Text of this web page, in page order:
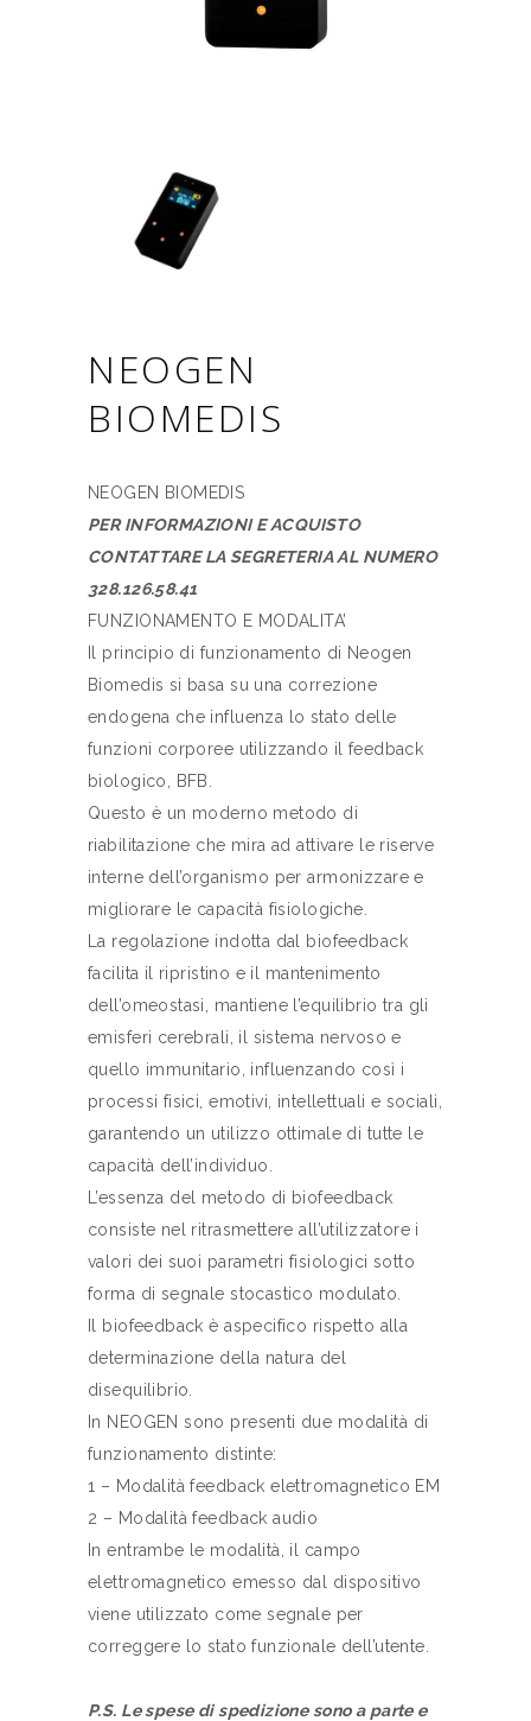
NEOGEN
BIOMEDIS
NEOGEN BIOMEDIS
PER INFORMAZIONI E ACQUISTO
CONTATTARE LA SEGRETERIA AL NUMERO
328.126.58.41
FUNZIONAMENTO E MODALITA’
Il principio di funzionamento di Neogen
Biomedis si basa su una correzione
endogena che influenza lo stato delle
funzioni corporee utilizzando il feedback
biologico, BFB.
Questo è un moderno metodo di
riabilitazione che mira ad attivare le riserve
interne dell’organismo per armonizzare e
migliorare le capacità fisiologiche.
La regolazione indotta dal biofeedback
facilita il ripristino e il mantenimento
dell’omeostasi, mantiene l’equilibrio tra gli
emisferi cerebrali, il sistema nervoso e
quello immunitario, influenzando così i
processi fisici, emotivi, intellettuali e sociali,
garantendo un utilizzo ottimale di tutte le
capacità dell’individuo.
L’essenza del metodo di biofeedback
consiste nel ritrasmettere all’utilizzatore i
valori dei suoi parametri fisiologici sotto
forma di segnale stocastico modulato.
Il biofeedback è aspecifico rispetto alla
determinazione della natura del
disequilibrio.
In NEOGEN sono presenti due modalità di
funzionamento distinte:
1 – Modalità feedback elettromagnetico EM
2 – Modalità feedback audio
In entrambe le modalità, il campo
elettromagnetico emesso dal dispositivo
viene utilizzato come segnale per
correggere lo stato funzionale dell’utente.
P.S. Le spese di spedizione sono a parte e